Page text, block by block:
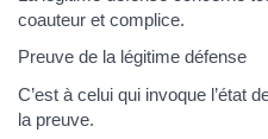
coauteur et complice.
Preuve de la légitime défense
C’est à celui qui invoque l’état
la preuve.